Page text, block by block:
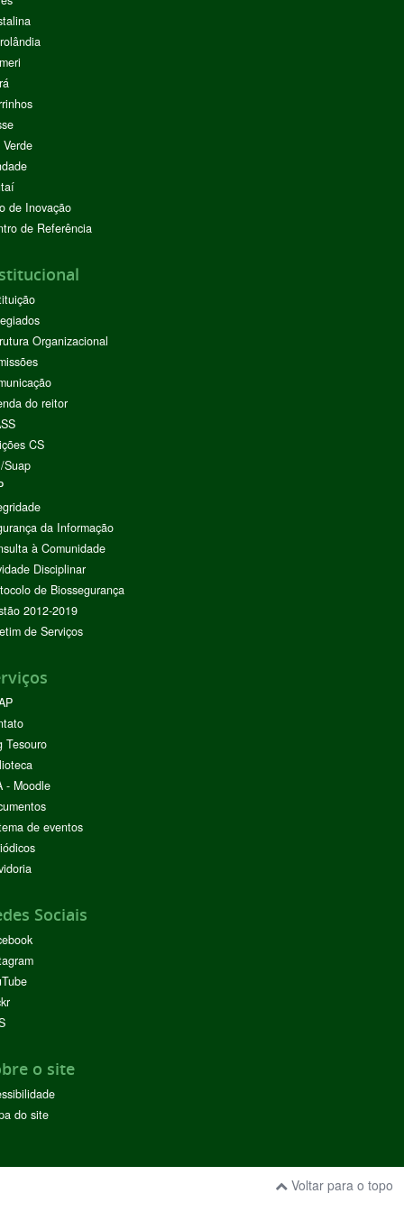
de Inovação
de Referência
Organizacional
do reitor
CS
Suap
da Informação
à Comunidade
Disciplinar
de Biossegurança
2012-2019
de Serviços
Tesouro
- Moodle
de eventos
Sociais
o site
do site
Voltar para o topo